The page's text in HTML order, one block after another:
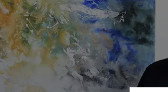
alta
médicas,